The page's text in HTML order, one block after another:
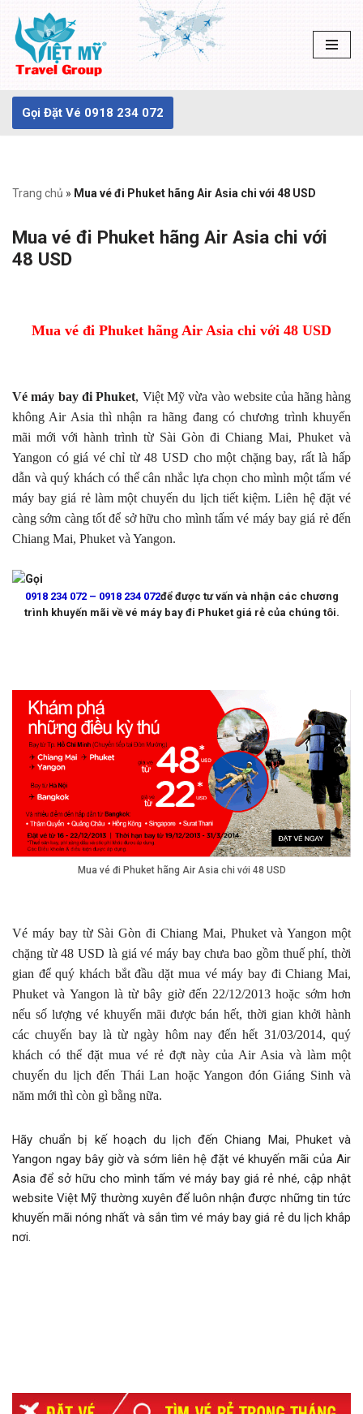
Chuyển
tới
dung
Gọi Đặt Vé 0918 234 072
Trang chủ » Mua vé đi Phuket hãng Air Asia chi với 48 USD
Mua vé đi Phuket hãng Air Asia chi với
48 USD
Mua vé đi Phuket hãng Air Asia chi với 48 USD
Vé máy bay đi Phuket, Việt Mỹ vừa vào website của hãng hàng
không Air Asia thì nhận ra hãng đang có chương trình khuyến
mãi mới với hành trình từ Sài Gòn đi Chiang Mai, Phuket và
Yangon có giá vé chỉ từ 48 USD cho một chặng bay, rất là hấp
dẫn và quý khách có thể cân nhắc lựa chọn cho mình một tấm vé
máy bay giá rẻ làm một chuyến du lịch tiết kiệm. Liên hệ đặt vé
càng sớm càng tốt để sở hữu cho mình tấm vé máy bay giá rẻ đến
Chiang Mai, Phuket và Yangon.
Gọi
0918 234 072 – 0918 234 072để được tư vấn và nhận các chương
trình khuyến mãi về vé máy bay đi Phuket giá rẻ của chúng tôi.
Mua vé đi Phuket hãng Air Asia chi với 48 USD
Vé máy bay từ Sài Gòn đi Chiang Mai, Phuket và Yangon một
chặng từ 48 USD là giá vé máy bay chưa bao gồm thuế phí, thời
gian để quý khách bắt đầu dặt mua vé máy bay đi Chiang Mai,
Phuket và Yangon là từ bây giờ đến 22/12/2013 hoặc sớm hơn
nếu số lượng vé khuyến mãi được bán hết, thời gian khởi hành
các chuyến bay là từ ngày hôm nay đến hết 31/03/2014, quý
khách có thể đặt mua vé rẻ đợt này của Air Asia và làm một
chuyến du lịch đến Thái Lan hoặc Yangon đón Giáng Sinh và
năm mới thì còn gì bằng nữa.
Hãy chuẩn bị kế hoạch du lịch đến Chiang Mai, Phuket và
Yangon ngay bây giờ và sớm liên hệ đặt vé khuyến mãi của Air
Asia để sở hữu cho mình tấm vé máy bay giá rẻ nhé, cập nhật
website Việt Mỹ thường xuyên để luôn nhận được những tin tức
khuyến mãi nóng nhất và sắn tìm vé máy bay giá rẻ du lịch khắp
nơi.